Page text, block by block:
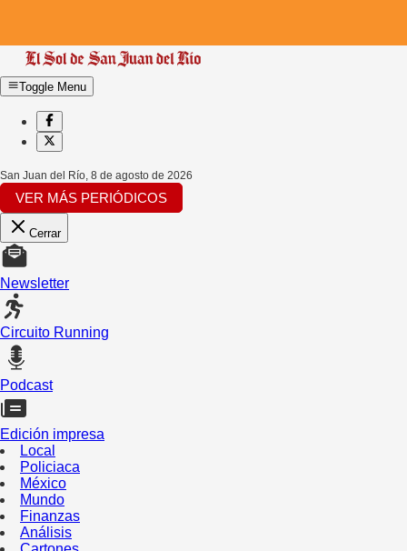
Toggle Menu
San Juan del Río, 8 de agosto de 2026
VER MÁS PERIÓDICOS
Cerrar
Newsletter
Circuito Running
Podcast
Edición impresa
Local
Policiaca
México
Mundo
Finanzas
Análisis